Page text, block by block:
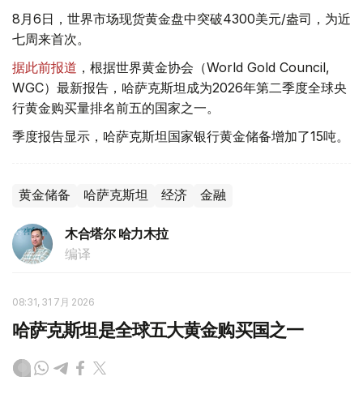
8月6日，世界市场现货黄金盘中突破4300美元/盎司，为近
七周来首次。
据此前报道 ，根据世界黄金协会（World Gold Council,
WGC）最新报告，哈萨克斯坦成为2026年第二季度全球央
行黄金购买量排名前五的国家之一。
季度报告显示，哈萨克斯坦国家银行黄金储备增加了15吨。
黄金储备 哈萨克斯坦 经济 金融
木合塔尔 哈力木拉
编译
08:31, 31 7月 2026
哈萨克斯坦是全球五大黄金购买国之一